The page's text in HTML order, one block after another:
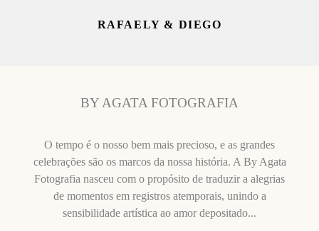
RAFAELY & DIEGO
BY AGATA FOTOGRAFIA
O tempo é o nosso bem mais precioso, e as grandes
celebrações são os marcos da nossa história. A By Agata
Fotografia nasceu com o propósito de traduzir a alegrias
de momentos em registros atemporais, unindo a
sensibilidade artística ao amor depositado...